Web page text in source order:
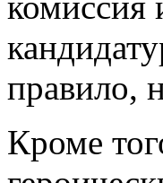
правило,
Кроме